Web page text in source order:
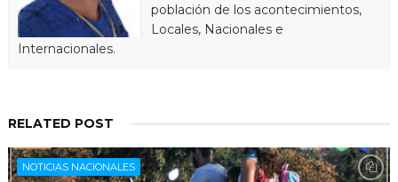
población de los acontecimientos,
Locales, Nacionales e
Internacionales.
RELATED POST
NOTICIAS NACIONALES